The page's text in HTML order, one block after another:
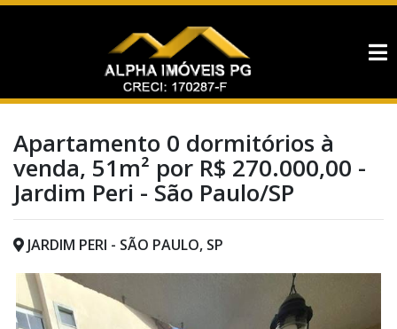
Apartamento 0 dormitórios à
venda, 51m² por R$ 270.000,00 -
Jardim Peri - São Paulo/SP
JARDIM PERI - SÃO PAULO, SP